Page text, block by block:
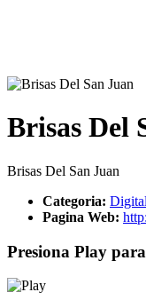
Brisas Del
Brisas Del San Juan
Categoria: Digital
Pagina Web:
Presiona Play